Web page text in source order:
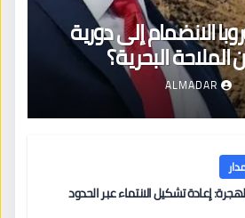
الانضمام إلى دورية
البحرية؟
ALMADAR
إعادة تشكيل الانتماء عبر الحدود